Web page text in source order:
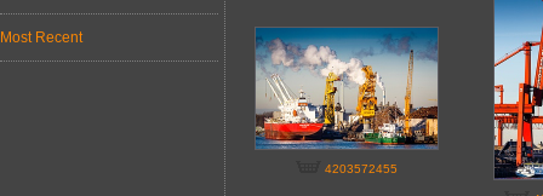
Most Recent
4203572455